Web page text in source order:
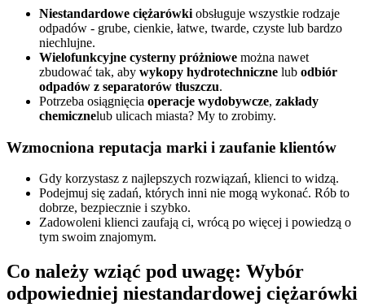
Niestandardowe ciężarówki obsługuje wszystkie rodzaje
odpadów - grube, cienkie, łatwe, twarde, czyste lub bardzo
niechlujne.
Wielofunkcyjne cysterny próżniowe można nawet
zbudować tak, aby wykopy hydrotechniczne lub odbiór
odpadów z separatorów tłuszczu.
Potrzeba osiągnięcia operacje wydobywcze, zakłady
chemicznelub ulicach miasta? My to zrobimy.
Wzmocniona reputacja marki i zaufanie klientów
Gdy korzystasz z najlepszych rozwiązań, klienci to widzą.
Podejmuj się zadań, których inni nie mogą wykonać. Rób to
dobrze, bezpiecznie i szybko.
Zadowoleni klienci zaufają ci, wrócą po więcej i powiedzą o
tym swoim znajomym.
Co należy wziąć pod uwagę: Wybór
odpowiedniej niestandardowej ciężarówki